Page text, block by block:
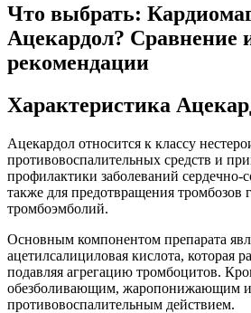
Что выбрать:
Ацекардол? Сравнение
рекомендации
Характеристика
Ацекардол относится к классу
противовоспалительных средств и
профилактики заболеваний сердечно-
также для предотвращения тромбозов
тромбоэмболий.
Основным компонентом препарата
ацетилсалициловая кислота, которая
подавляя агрегацию тромбоцитов.
обезболивающим, жаропонижающим и
противовоспалительным действием.